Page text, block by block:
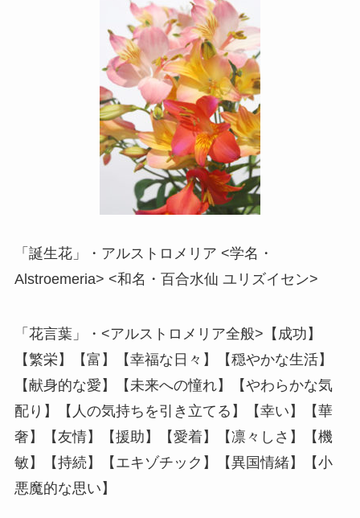
「誕生花」・アルストロメリア <学名・
Alstroemeria> <和名・百合水仙 ユリズイセン>
「花言葉」・<アルストロメリア全般>【成功】
【繁栄】【富】【幸福な日々】【穏やかな生活】
【献身的な愛】【未来への憧れ】【やわらかな気
配り】【人の気持ちを引き立てる】【幸い】【華
奢】【友情】【援助】【愛着】【凛々しさ】【機
敏】【持続】【エキゾチック】【異国情緒】【小
悪魔的な思い】